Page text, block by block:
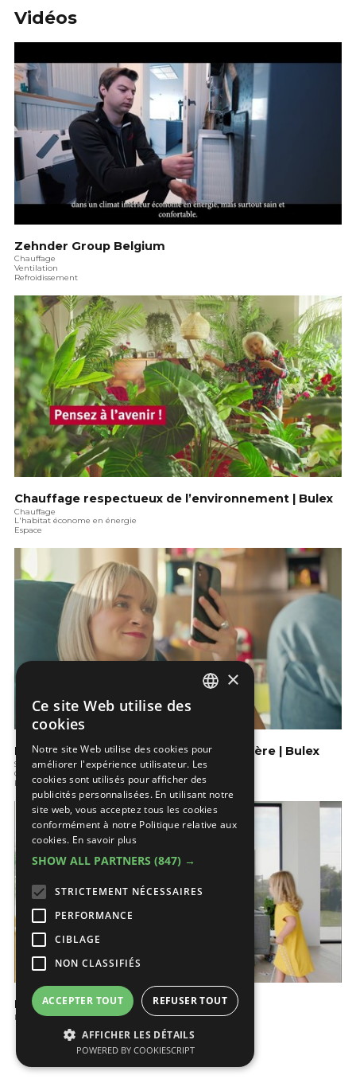
Vidéos
Zehnder Group Belgium
Chauffage
Ventilation
Refroidissement
Chauffage respectueux de l’environnement | Bulex
Chauffage
L'habitat économe en énergie
Espace
Remplacement rapide de votre chaudière | Bulex
Sanitaires
Chauffage
Rénover
Renson: une maison bien fraîche
Refroidissement
×
Ce site Web utilise des
cookies
Notre site Web utilise des cookies pour
améliorer l'expérience utilisateur. Les
cookies sont utilisés pour afficher des
publicités personnalisées. En utilisant notre
site web, vous acceptez tous les cookies
conformément à notre Politique relative aux
cookies. En savoir plus
SHOW ALL PARTNERS (847) →
STRICTEMENT NÉCESSAIRES
PERFORMANCE
CIBLAGE
NON CLASSIFIÉS
ACCEPTER TOUT REFUSER TOUT
AFFICHER LES DÉTAILS
POWERED BY COOKIESCRIPT